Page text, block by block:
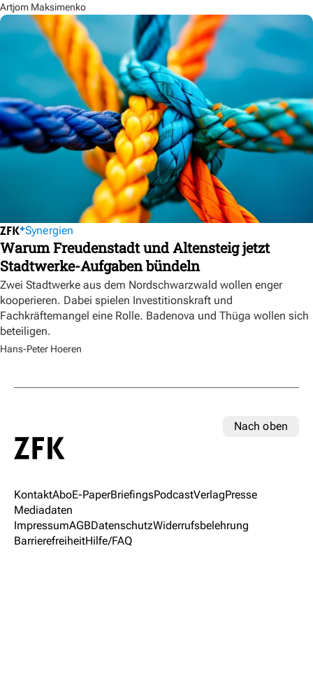
Artjom Maksimenko
Synergien
Warum Freudenstadt und Altensteig jetzt
Stadtwerke-Aufgaben bündeln
Zwei Stadtwerke aus dem Nordschwarzwald wollen enger
kooperieren. Dabei spielen Investitionskraft und
Fachkräftemangel eine Rolle. Badenova und Thüga wollen sich
beteiligen.
Hans-Peter Hoeren
Nach oben
KontaktAboE-PaperBriefingsPodcastVerlagPresse
Mediadaten
ImpressumAGBDatenschutzWiderrufsbelehrung
BarrierefreiheitHilfe/FAQ